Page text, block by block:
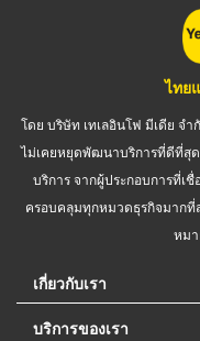
ไทย
โดย บริษัท เทเลอินโฟ มีเดีย จ
ไม่เคยหยุดพัฒนาบริการที่ดีที่สุ
บริการ จากผู้ประกอบการที่เ
ครอบคลุมทุกหมวดธุรกิจมากที่
หม
เกี่ยวกับเรา
บริการของเรา